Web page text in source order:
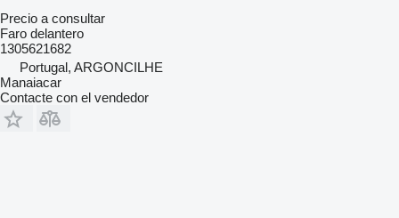
Precio a consultar
Faro delantero
1305621682
Portugal, ARGONCILHE
Manaiacar
Contacte con el vendedor